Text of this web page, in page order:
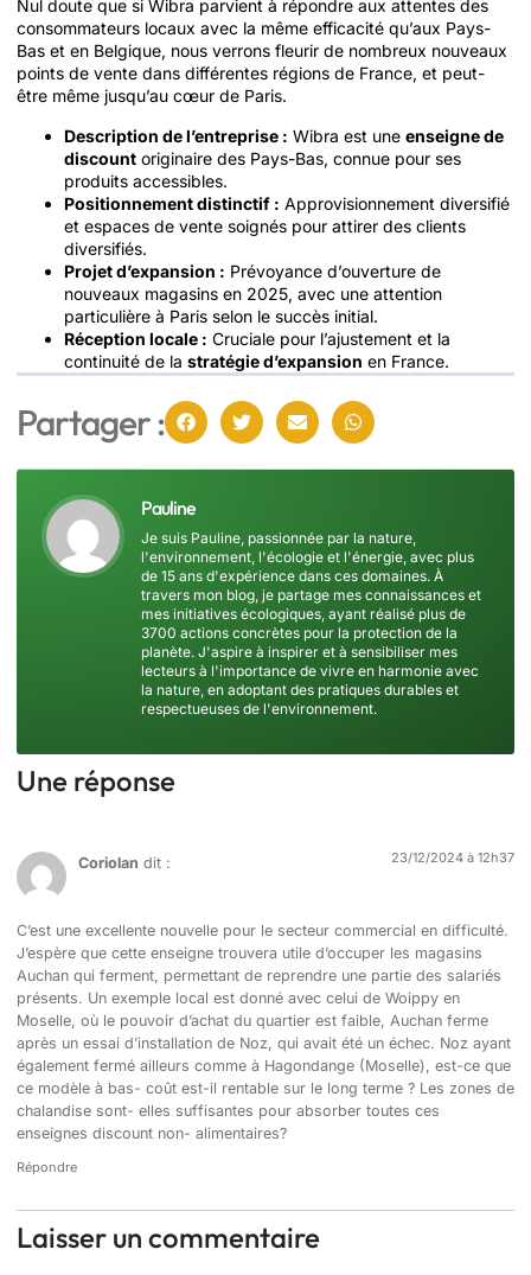
Nul doute que si Wibra parvient à répondre aux attentes des
consommateurs locaux avec la même efficacité qu’aux Pays-
Bas et en Belgique, nous verrons fleurir de nombreux nouveaux
points de vente dans différentes régions de France, et peut-
être même jusqu’au cœur de Paris.
Description de l’entreprise : Wibra est une enseigne de
discount originaire des Pays-Bas, connue pour ses
produits accessibles.
Positionnement distinctif : Approvisionnement diversifié
et espaces de vente soignés pour attirer des clients
diversifiés.
Projet d’expansion : Prévoyance d’ouverture de
nouveaux magasins en 2025, avec une attention
particulière à Paris selon le succès initial.
Réception locale : Cruciale pour l’ajustement et la
continuité de la stratégie d’expansion en France.
Partager :
Pauline
Je suis Pauline, passionnée par la nature,
l'environnement, l'écologie et l'énergie, avec plus
de 15 ans d'expérience dans ces domaines. À
travers mon blog, je partage mes connaissances et
mes initiatives écologiques, ayant réalisé plus de
3700 actions concrètes pour la protection de la
planète. J'aspire à inspirer et à sensibiliser mes
lecteurs à l'importance de vivre en harmonie avec
la nature, en adoptant des pratiques durables et
respectueuses de l'environnement.
Une réponse
Coriolan dit : 23/12/2024 à 12h37
C’est une excellente nouvelle pour le secteur commercial en difficulté.
J’espère que cette enseigne trouvera utile d’occuper les magasins
Auchan qui ferment, permettant de reprendre une partie des salariés
présents. Un exemple local est donné avec celui de Woippy en
Moselle, où le pouvoir d’achat du quartier est faible, Auchan ferme
après un essai d’installation de Noz, qui avait été un échec. Noz ayant
également fermé ailleurs comme à Hagondange (Moselle), est-ce que
ce modèle à bas- coût est-il rentable sur le long terme ? Les zones de
chalandise sont- elles suffisantes pour absorber toutes ces
enseignes discount non- alimentaires?
Répondre
Laisser un commentaire